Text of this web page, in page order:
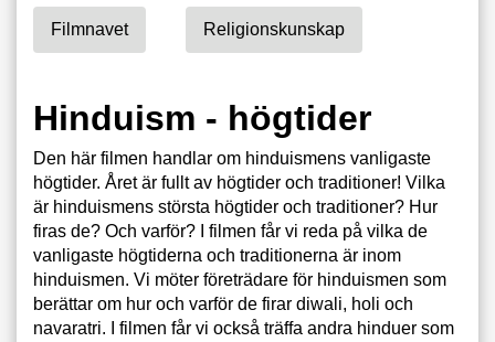
Filmnavet Religionskunskap
Hinduism - högtider
Den här filmen handlar om hinduismens vanligaste
högtider. Året är fullt av högtider och traditioner! Vilka
är hinduismens största högtider och traditioner? Hur
firas de? Och varför? I filmen får vi reda på vilka de
vanligaste högtiderna och traditionerna är inom
hinduismen. Vi möter företrädare för hinduismen som
berättar om hur och varför de firar diwali, holi och
navaratri. I filmen får vi också träffa andra hinduer som